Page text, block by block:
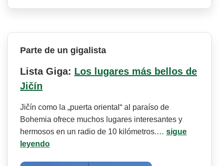
Parte de un gigalista
Lista Giga: Los lugares más bellos de
Jičín
Jičín como la „puerta oriental“ al paraíso de
Bohemia ofrece muchos lugares interesantes y
hermosos en un radio de 10 kilómetros.… sigue
leyendo